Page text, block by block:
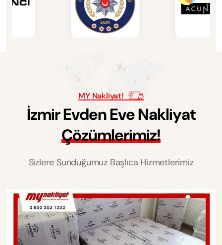
MY Nakliyat!
İzmirEvdenEveNakliyat
Çözümlerimiz!
Sizlere Sunduğumuz Başlıca Hizmetlerimiz